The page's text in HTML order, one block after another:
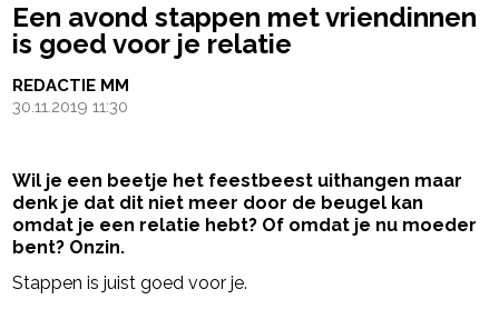
Een avond stappen met vriendinnen
is goed voor je relatie
REDACTIE MM
30.11.2019 11:30
Wil je een beetje het feestbeest uithangen maar
denk je dat dit niet meer door de beugel kan
omdat je een relatie hebt? Of omdat je nu moeder
bent? Onzin.
Stappen is juist goed voor je.